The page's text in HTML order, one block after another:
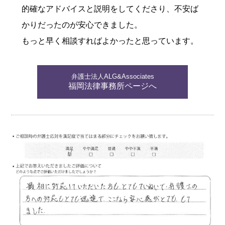
的確なアドバイスと説明をしてくださり、不安ば
かりだったのが安心できました。
もっと早く相談すればよかったと思っています。
弁護士法人ALG&Associates
福岡法律事務所ページへ